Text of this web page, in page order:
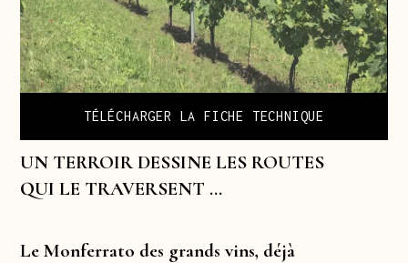
TÉLÉCHARGER LA FICHE TECHNIQUE
UN TERROIR DESSINE LES ROUTES
QUI LE TRAVERSENT …
Le Monferrato des grands vins, déjà